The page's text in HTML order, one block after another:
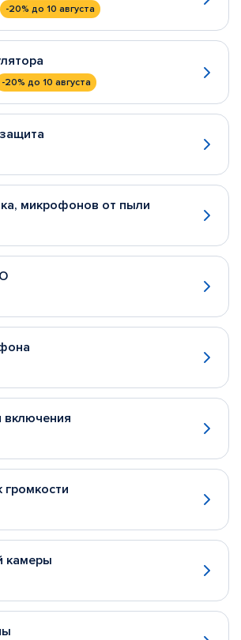
-20% до 10 августа
-20% до 10 августа
микрофонов от пыли
включения
камеры